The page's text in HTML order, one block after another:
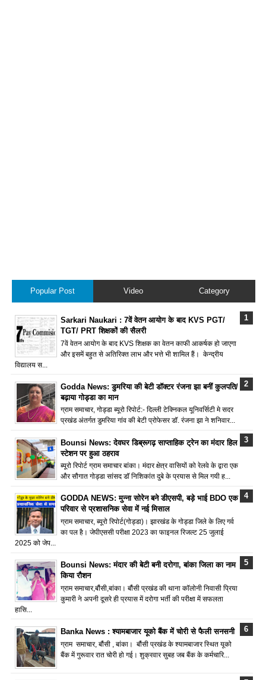
Popular Post Video Category
Sarkari Naukari : 7वें वेतन आयोग के बाद KVS PGT/
TGT/ PRT शिक्षकों की सैलरी
7वें वेतन आयोग के बाद KVS शिक्षक का वेतन काफी आकर्षक हो जाएगा
और इसमें बहुत से अतिरिक्त लाभ और भत्ते भी शामिल हैं। केन्द्रीय
विद्यालय स...
Godda News: डुमरिया की बेटी डॉक्टर रंजना झा बनीं कुलपति/
बढ़ाया गोड्डा का मान
ग्राम समाचार, गोड्डा ब्यूरो रिपोर्ट:- दिल्ली टेक्निकल यूनिवर्सिटी मे सदर
प्रखंड अंतर्गत डुमरिया गांव की बेटी प्रोफेसर डॉ. रंजना झा ने शनिवार...
Bounsi News: देवघर डिब्रूगढ़ साप्ताहिक ट्रेन का मंदार हिल
स्टेशन पर हुआ ठहराव
ब्यूरो रिपोर्ट ग्राम समाचार बांका। मंदार क्षेत्र वासियों को रेलवे के द्वारा एक
और सौगात गोड्डा सांसद डॉ निशिकांत दुबे के प्रयास से मिल गयी ह...
GODDA NEWS: मुन्ना सोरेन बने डीएसपी, बड़े भाई BDO एक
परिवार से प्रशासनिक सेवा में नई मिसाल
ग्राम समाचार, ब्यूरो रिपोर्ट(गोड्डा)। झारखंड के गोड्डा जिले के लिए गर्व
का पल है। जेपीएससी परीक्षा 2023 का फाइनल रिजल्ट 25 जुलाई
2025 को जेप...
Bounsi News: मंदार की बेटी बनी दरोगा, बांका जिला का नाम
किया रौशन
ग्राम समाचार,बौंसी,बांका। बौंसी प्रखंड की थाना कॉलोनी निवासी प्रिया
कुमारी ने अपनी दूसरे ही प्रयास में दरोगा भर्ती की परीक्षा में सफलता
हासि...
Banka News : श्यामबाजार यूको बैंक में चोरी से फैली सनसनी
ग्राम समाचार, बौंसी , बांका। बौंसी प्रखंड के श्यामबाजार स्थित यूको
बैंक में गुरूवार रात चोरी हो गई। शुक्रवार सुबह जब बैंक के कर्मचारि...